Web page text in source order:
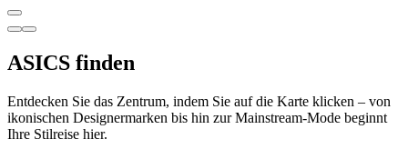
ASICS finden
Entdecken Sie das Zentrum, indem Sie auf die Karte klicken – von
ikonischen Designermarken bis hin zur Mainstream-Mode beginnt
Ihre Stilreise hier.